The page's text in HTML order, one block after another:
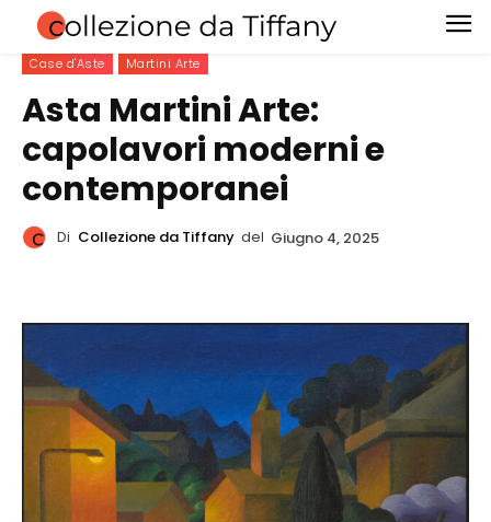
Case d'Aste Martini Arte
Asta Martini Arte:
capolavori moderni e
contemporanei
Di Collezione da Tiffany del Giugno 4, 2025